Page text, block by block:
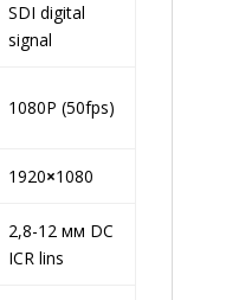
SDI digital
signal
1080P (50fps)
1920×1080
2,8-12 мм DC
ICR lins